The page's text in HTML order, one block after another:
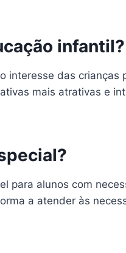
infantil?
das crianças
mais atrativas e
para alunos com
a atender às